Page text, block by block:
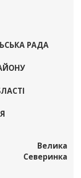
РАДА
Велика
Северинка